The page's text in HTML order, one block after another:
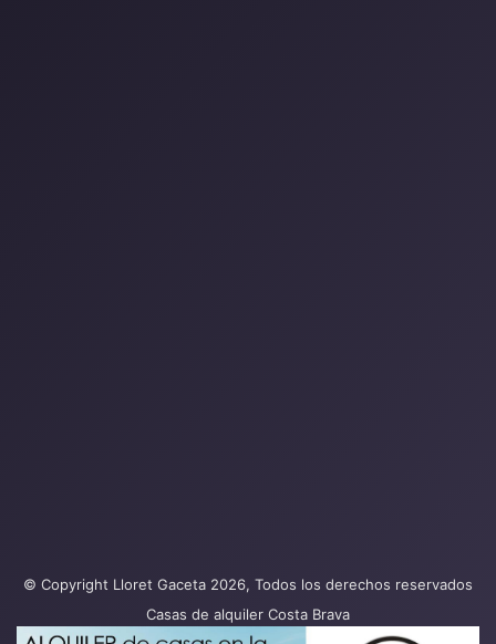
© Copyright Lloret Gaceta 2026, Todos los derechos reservados
Casas de alquiler Costa Brava